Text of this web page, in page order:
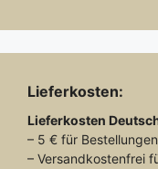
Lieferkosten:
Lieferkosten
– 5 € für
– Versandkostenfrei